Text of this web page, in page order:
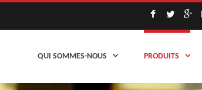
QUI SOMMES-NOUS PRODUITS